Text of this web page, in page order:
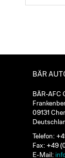
BÄR
BÄR-AFC
09131
Telefon:
Fax: +49
E-Mail: